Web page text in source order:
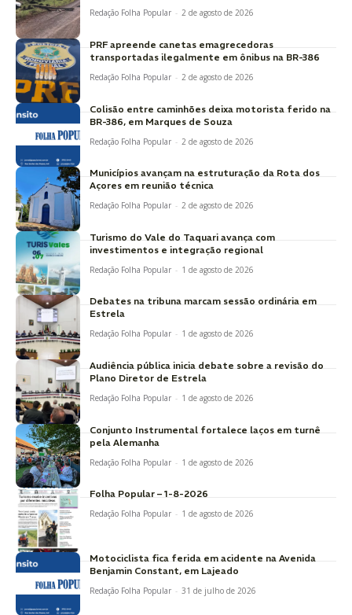
Redação Folha Popular - 2 de agosto de 2026
PRF apreende canetas emagrecedoras
transportadas ilegalmente em ônibus na BR-386
Redação Folha Popular - 2 de agosto de 2026
Colisão entre caminhões deixa motorista ferido na
BR-386, em Marques de Souza
Redação Folha Popular - 2 de agosto de 2026
Municípios avançam na estruturação da Rota dos
Açores em reunião técnica
Redação Folha Popular - 2 de agosto de 2026
Turismo do Vale do Taquari avança com
investimentos e integração regional
Redação Folha Popular - 1 de agosto de 2026
Debates na tribuna marcam sessão ordinária em
Estrela
Redação Folha Popular - 1 de agosto de 2026
Audiência pública inicia debate sobre a revisão do
Plano Diretor de Estrela
Redação Folha Popular - 1 de agosto de 2026
Conjunto Instrumental fortalece laços em turnê
pela Alemanha
Redação Folha Popular - 1 de agosto de 2026
Folha Popular – 1-8-2026
Redação Folha Popular - 1 de agosto de 2026
Motociclista fica ferida em acidente na Avenida
Benjamin Constant, em Lajeado
Redação Folha Popular - 31 de julho de 2026